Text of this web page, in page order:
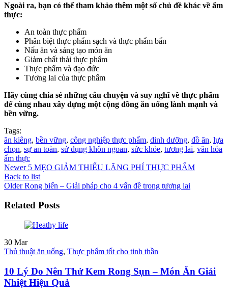
Ngoài ra, bạn có thể tham khảo thêm một số chủ đề khác về ẩm
thực:
An toàn thực phẩm
Phân biệt thực phẩm sạch và thực phẩm bẩn
Nấu ăn và sáng tạo món ăn
Giảm chất thải thực phẩm
Thực phẩm và đạo đức
Tương lai của thực phẩm
Hãy cùng chia sẻ những câu chuyện và suy nghĩ về thực phẩm
để cùng nhau xây dựng một cộng đồng ăn uống lành mạnh và
bền vững.
Tags:
ăn kiêng, bền vững, công nghiệp thực phẩm, dinh dưỡng, đồ ăn, lựa
chọn, sự an toàn, sử dụng khôn ngoan, sức khỏe, tương lai, văn hóa
ẩm thực
Newer 5 MẸO GIẢM THIỂU LÃNG PHÍ THỰC PHẨM
Back to list
Older Rong biển – Giải pháp cho 4 vấn đề trong tương lai
Related Posts
30 Mar
Thủ thuật ăn uống, Thực phẩm tốt cho tinh thần
10 Lý Do Nên Thử Kem Rong Sụn – Món Ăn Giải
Nhiệt Hiệu Quả